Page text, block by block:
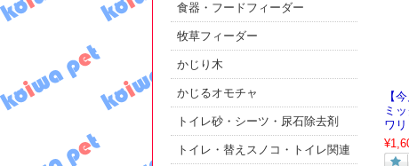
【
ミ
ワ
食器・フードフィーダー
牧草フィーダー
かじり木
かじるオモチャ
トイレ砂・シーツ・尿石除去剤
トイレ・替えスノコ・トイレ関連